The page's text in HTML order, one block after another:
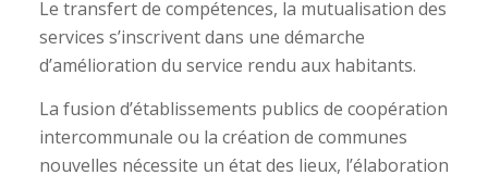
Le transfert de compétences, la mutualisation des
services s’inscrivent dans une démarche
d’amélioration du service rendu aux habitants.
La fusion d’établissements publics de coopération
intercommunale ou la création de communes
nouvelles nécessite un état des lieux, l’élaboration